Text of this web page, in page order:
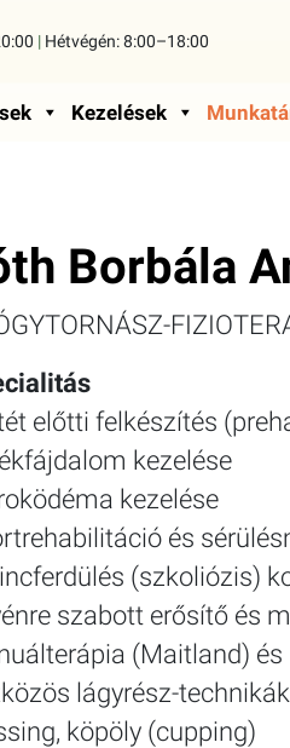
| Hétvégén:8:00–18:00
Kezelések
Borbála
előtti felkészítés
kezelése
kezelése
és
(szkoliózis)
szabott erősítő és
(Maitland)
lágyrész-
köpöly (cupping)